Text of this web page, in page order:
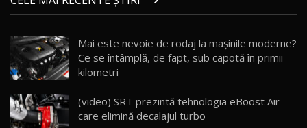
/ AutoBlog.MD
17:27
15 14:37
16
AutoBlogMD
13:10
Mai este nevoie de rodaj la mașinile moderne?
Ce se întâmplă, de fapt, sub capotă în primii
kilometri
(video) SRT prezintă tehnologia eBoost Air
care elimină decalajul turbo